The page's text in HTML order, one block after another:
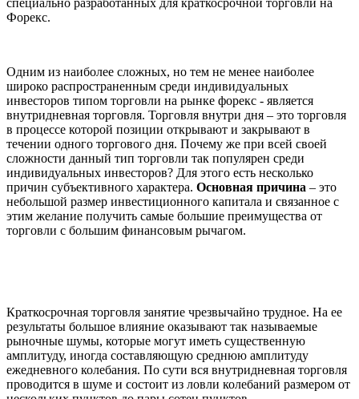
специально разработанных для краткосрочной торговли на
Форекс.
Одним из наиболее сложных, но тем не менее наиболее
широко распространенным среди индивидуальных
инвесторов типом торговли на рынке форекс - является
внутридневная торговля. Торговля внутри дня – это торговля
в процессе которой позиции открывают и закрывают в
течении одного торгового дня. Почему же при всей своей
сложности данный тип торговли так популярен среди
индивидуальных инвесторов? Для этого есть несколько
причин субъективного характера. Основная причина – это
небольшой размер инвестиционного капитала и связанное с
этим желание получить самые большие преимущества от
торговли с большим финансовым рычагом.
Краткосрочная торговля занятие чрезвычайно трудное. На ее
результаты большое влияние оказывают так называемые
рыночные шумы, которые могут иметь существенную
амплитуду, иногда составляющую среднюю амплитуду
ежедневного колебания. По сути вся внутридневная торговля
проводится в шуме и состоит из ловли колебаний размером от